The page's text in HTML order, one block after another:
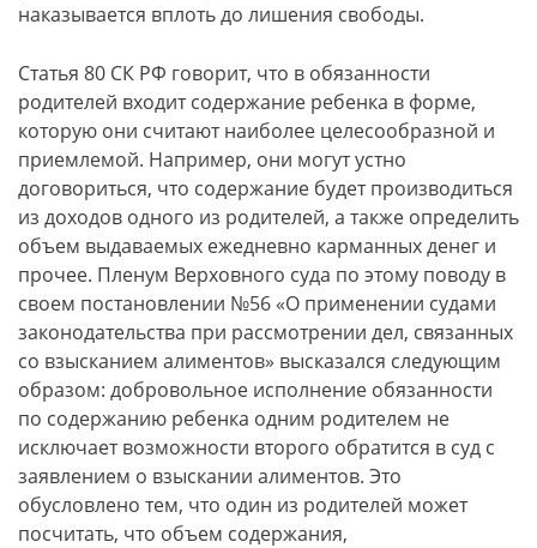
наказывается вплоть до лишения свободы.
Статья 80 СК РФ говорит, что в обязанности
родителей входит содержание ребенка в форме,
которую они считают наиболее целесообразной и
приемлемой. Например, они могут устно
договориться, что содержание будет производиться
из доходов одного из родителей, а также определить
объем выдаваемых ежедневно карманных денег и
прочее. Пленум Верховного суда по этому поводу в
своем постановлении №56 «О применении судами
законодательства при рассмотрении дел, связанных
со взысканием алиментов» высказался следующим
образом: добровольное исполнение обязанности
по содержанию ребенка одним родителем не
исключает возможности второго обратится в суд с
заявлением о взыскании алиментов. Это
обусловлено тем, что один из родителей может
посчитать, что объем содержания,